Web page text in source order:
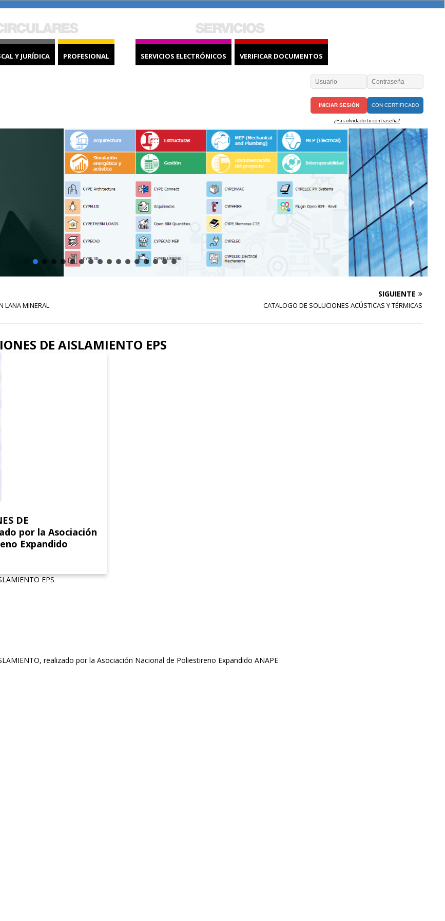
Y JURÍDICA PROFESIONAL SERVICIOS ELECTRÓNICOS VERIFICAR DOCUMENTOS
CON CERTIFICADO
¿Has olvidado tu contraseña?
LANA MINERAL
SIGUIENTE
CATALOGO DE SOLUCIONES ACÚSTICAS Y TÉRMICAS
DE AISLAMIENTO EPS
DE
por la Asociación
Expandido
EPS
realizado por la Asociación Nacional de Poliestireno Expandido ANAPE